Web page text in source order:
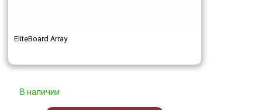
EliteBoard Array
В наличии